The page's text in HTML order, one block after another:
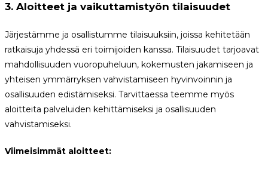
3. Aloitteet ja vaikuttamistyön tilaisuudet
Järjestämme ja osallistumme tilaisuuksiin, joissa kehitetään
ratkaisuja yhdessä eri toimijoiden kanssa. Tilaisuudet tarjoavat
mahdollisuuden vuoropuheluun, kokemusten jakamiseen ja
yhteisen ymmärryksen vahvistamiseen hyvinvoinnin ja
osallisuuden edistämiseksi. Tarvittaessa teemme myös
aloitteita palveluiden kehittämiseksi ja osallisuuden
vahvistamiseksi.
Viimeisimmät aloitteet: